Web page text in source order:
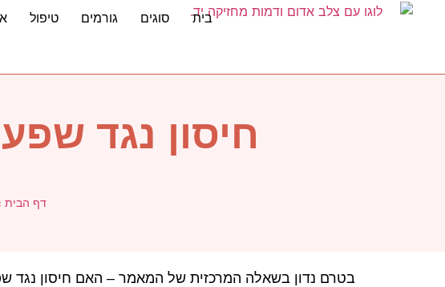
בית סוגים גורמים טיפול
חיסון נגד
דף הבית
בטרם נדון בשאלה המרכזית של המאמר – האם חיסון נגד